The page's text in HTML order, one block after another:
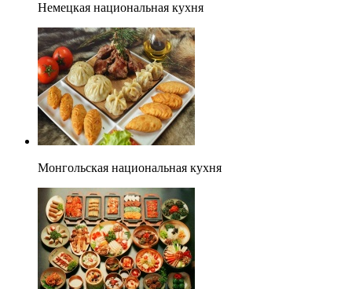
Немецкая национальная кухня
Монгольская национальная кухня